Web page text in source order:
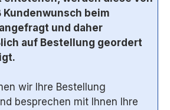
Kundenwunsch beim
und daher
auf Bestellung geordert
wir Ihre Bestellung
besprechen mit Ihnen Ihre